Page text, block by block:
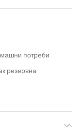
потреби
резервна